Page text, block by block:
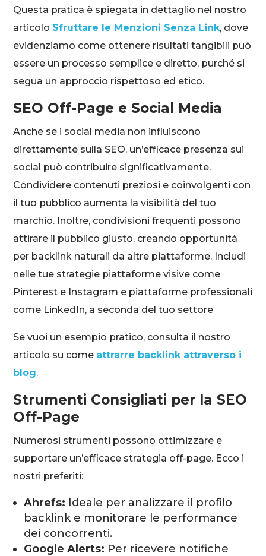
Questa pratica è spiegata in dettaglio nel nostro
articolo Sfruttare le Menzioni Senza Link, dove
evidenziamo come ottenere risultati tangibili può
essere un processo semplice e diretto, purché si
segua un approccio rispettoso ed etico.
SEO Off-Page e Social Media
Anche se i social media non influiscono
direttamente sulla SEO, un’efficace presenza sui
social può contribuire significativamente.
Condividere contenuti preziosi e coinvolgenti con
il tuo pubblico aumenta la visibilità del tuo
marchio. Inoltre, condivisioni frequenti possono
attirare il pubblico giusto, creando opportunità
per backlink naturali da altre piattaforme. Includi
nelle tue strategie piattaforme visive come
Pinterest e Instagram e piattaforme professionali
come LinkedIn, a seconda del tuo settore
Se vuoi un esempio pratico, consulta il nostro
articolo su come attrarre backlink attraverso i
blog.
Strumenti Consigliati per la SEO
Off-Page
Numerosi strumenti possono ottimizzare e
supportare un’efficace strategia off-page. Ecco i
nostri preferiti:
Ahrefs: Ideale per analizzare il profilo
backlink e monitorare le performance
dei concorrenti.
Google Alerts: Per ricevere notifiche